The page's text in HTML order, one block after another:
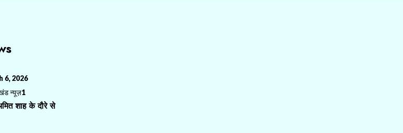
6, 2026
न्यूज़1
शाह के दौरे से